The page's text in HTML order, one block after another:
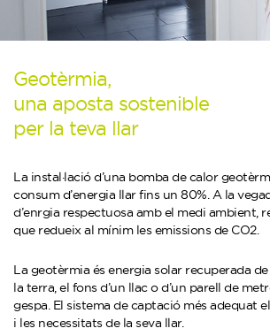
Geotèrmia,
una aposta sostenible
per la teva llar
La instal·lació d’una bomba de calor
consum d’energia llar fins un 80%. A la
d’enrgia respectuosa amb el medi ambient,
que redueix al mínim les emissions de CO2.
La geotèrmia és energia solar recuperada
la terra, el fons d’un llac o d’un parell de
gespa. El sistema de captació més adequat
i les necessitats de la seva llar.